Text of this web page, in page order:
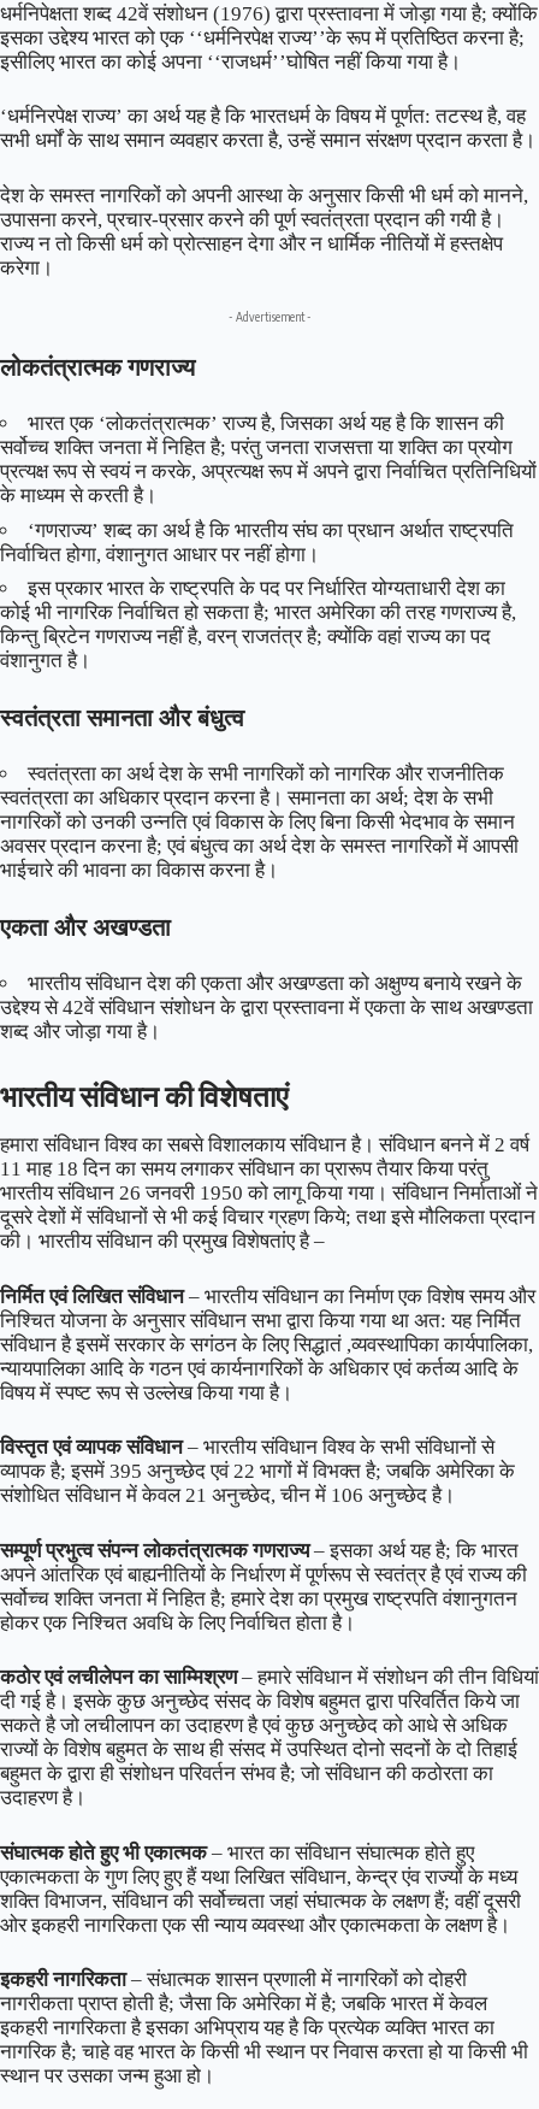
धर्मनिपेक्षता शब्द 42वें संशोधन (1976) द्वारा प्रस्तावना में जोड़ा गया है; क्योंकि
इसका उद्देश्य भारत को एक ‘‘धर्मनिरपेक्ष राज्य’’के रूप में प्रतिष्ठित करना है;
इसीलिए भारत का कोई अपना ‘‘राजधर्म’’घोषित नहीं किया गया है।
‘धर्मनिरपेक्ष राज्य’ का अर्थ यह है कि भारतधर्म के विषय में पूर्णत: तटस्थ है, वह
सभी धर्मों के साथ समान व्यवहार करता है, उन्हें समान संरक्षण प्रदान करता है।
देश के समस्त नागरिकों को अपनी आस्था के अनुसार किसी भी धर्म को मानने,
उपासना करने, प्रचार-प्रसार करने की पूर्ण स्वतंत्रता प्रदान की गयी है।
राज्य न तो किसी धर्म को प्रोत्साहन देगा और न धार्मिक नीतियों में हस्तक्षेप
करेगा।
- Advertisement -
लोकतंत्रात्मक गणराज्य
भारत एक ‘लोकतंत्रात्मक’ राज्य है, जिसका अर्थ यह है कि शासन की
सर्वोच्च शक्ति जनता में निहित है; परंतु जनता राजसत्ता या शक्ति का प्रयोग
प्रत्यक्ष रूप से स्वयं न करके, अप्रत्यक्ष रूप में अपने द्वारा निर्वाचित प्रतिनिधियों
के माध्यम से करती है।
‘गणराज्य’ शब्द का अर्थ है कि भारतीय संघ का प्रधान अर्थात राष्ट्रपति
निर्वाचित होगा, वंशानुगत आधार पर नहीं होगा।
इस प्रकार भारत के राष्ट्रपति के पद पर निर्धारित योग्यताधारी देश का
कोई भी नागरिक निर्वाचित हो सकता है; भारत अमेरिका की तरह गणराज्य है,
किन्तु ब्रिटेन गणराज्य नहीं है, वरन् राजतंत्र है; क्योंकि वहां राज्य का पद
वंशानुगत है।
स्वतंत्रता समानता और बंधुत्व
स्वतंत्रता का अर्थ देश के सभी नागरिकों को नागरिक और राजनीतिक
स्वतंत्रता का अधिकार प्रदान करना है। समानता का अर्थ; देश के सभी
नागरिकों को उनकी उन्नति एवं विकास के लिए बिना किसी भेदभाव के समान
अवसर प्रदान करना है; एवं बंधुत्व का अर्थ देश के समस्त नागरिकों में आपसी
भाईचारे की भावना का विकास करना है।
एकता और अखण्डता
भारतीय संविधान देश की एकता और अखण्डता को अक्षुण्य बनाये रखने के
उद्देश्य से 42वें संविधान संशोधन के द्वारा प्रस्तावना में एकता के साथ अखण्डता
शब्द और जोड़ा गया है।
भारतीय संविधान की विशेषताएं
हमारा संविधान विश्व का सबसे विशालकाय संविधान है। संविधान बनने में 2 वर्ष
11 माह 18 दिन का समय लगाकर संविधान का प्रारूप तैयार किया परंतु
भारतीय संविधान 26 जनवरी 1950 को लागू किया गया। संविधान निर्माताओं ने
दूसरे देशों में संविधानों से भी कई विचार ग्रहण किये; तथा इसे मौलिकता प्रदान
की। भारतीय संविधान की प्रमुख विशेषतांए है –
निर्मित एवं लिखित संविधान– भारतीय संविधान का निर्माण एक विशेष समय और
निश्चित योजना के अनुसार संविधान सभा द्वारा किया गया था अत: यह निर्मित
संविधान है इसमें सरकार के सगंठन के लिए सिद्धातं ,व्यवस्थापिका कार्यपालिका,
न्यायपालिका आदि के गठन एवं कार्यनागरिकों के अधिकार एवं कर्तव्य आदि के
विषय में स्पष्ट रूप से उल्लेख किया गया है।
विस्तृत एवं व्यापक संविधान– भारतीय संविधान विश्व के सभी संविधानों से
व्यापक है; इसमें 395 अनुच्छेद एवं 22 भागों में विभक्त है; जबकि अमेरिका के
संशोधित संविधान में केवल 21 अनुच्छेद, चीन में 106 अनुच्छेद है।
सम्पूर्ण प्रभुत्व संपन्न लोकतंत्रात्मक गणराज्य– इसका अर्थ यह है; कि भारत
अपने आंतरिक एवं बाह्यनीतियों के निर्धारण में पूर्णरूप से स्वतंत्र है एवं राज्य की
सर्वोच्च शक्ति जनता में निहित है; हमारे देश का प्रमुख राष्ट्रपति वंशानुगतन
होकर एक निश्चित अवधि के लिए निर्वाचित होता है।
कठोर एवं लचीलेपन का साम्मिश्रण– हमारे संविधान में संशोधन की तीन विधियां
दी गई है। इसके कुछ अनुच्छेद संसद के विशेष बहुमत द्वारा परिवर्तित किये जा
सकते है जो लचीलापन का उदाहरण है एवं कुछ अनुच्छेद को आधे से अधिक
राज्यों के विशेष बहुमत के साथ ही संसद में उपस्थित दोनो सदनों के दो तिहाई
बहुमत के द्वारा ही संशोधन परिवर्तन संभव है; जो संविधान की कठोरता का
उदाहरण है।
संघात्मक होते हुए भी एकात्मक– भारत का संविधान संघात्मक होते हुए
एकात्मकता के गुण लिए हुए हैं यथा लिखित संविधान, केन्द्र एंव राज्यों के मध्य
शक्ति विभाजन, संविधान की सर्वोच्चता जहां संघात्मक के लक्षण हैं; वहीं दूसरी
ओर इकहरी नागरिकता एक सी न्याय व्यवस्था और एकात्मकता के लक्षण है।
इकहरी नागरिकता– संधात्मक शासन प्रणाली में नागरिकों को दोहरी
नागरीकता प्राप्त होती है; जैसा कि अमेरिका में है; जबकि भारत में केवल
इकहरी नागरिकता है इसका अभिप्राय यह है कि प्रत्येक व्यक्ति भारत का
नागरिक है; चाहे वह भारत के किसी भी स्थान पर निवास करता हो या किसी भी
स्थान पर उसका जन्म हुआ हो।